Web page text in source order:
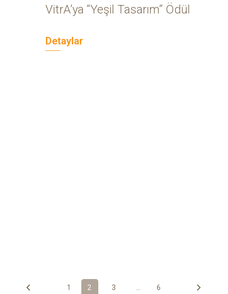
VitrA’ya “yeşil Tasarım” Ödülü
Detaylar
1 2 3 6